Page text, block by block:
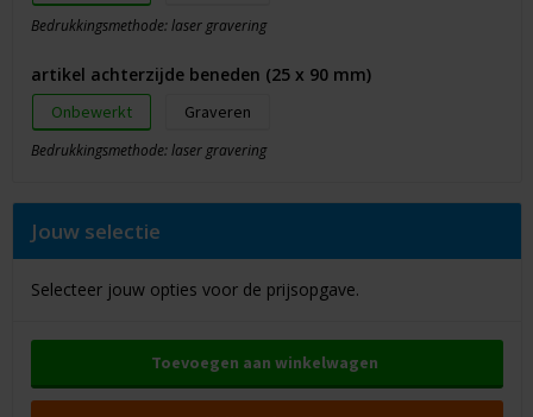
Bedrukkingsmethode: laser gravering
artikel achterzijde beneden (25 x 90 mm)
Onbewerkt Graveren
Bedrukkingsmethode: laser gravering
Jouw selectie
Selecteer jouw opties voor de prijsopgave.
Toevoegen aan winkelwagen